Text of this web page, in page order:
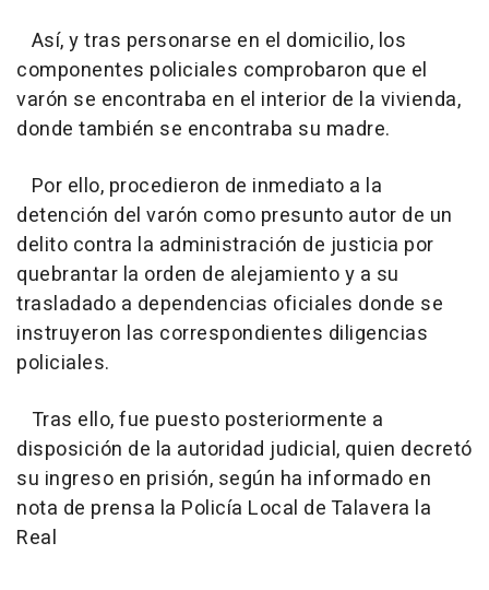
Así, y tras personarse en el domicilio, los
componentes policiales comprobaron que el
varón se encontraba en el interior de la vivienda,
donde también se encontraba su madre.
Por ello, procedieron de inmediato a la
detención del varón como presunto autor de un
delito contra la administración de justicia por
quebrantar la orden de alejamiento y a su
trasladado a dependencias oficiales donde se
instruyeron las correspondientes diligencias
policiales.
Tras ello, fue puesto posteriormente a
disposición de la autoridad judicial, quien decretó
su ingreso en prisión, según ha informado en
nota de prensa la Policía Local de Talavera la
Real